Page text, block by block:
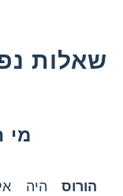
שאלות
מי
הורוס היה אל